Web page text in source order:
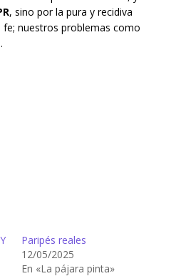
, sino por la pura y recidiva
fe; nuestros problemas como
Paripés reales
12/05/2025
En «La pájara pinta»